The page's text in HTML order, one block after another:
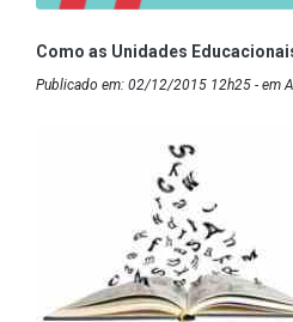
Como as Unidades
Publicado em: 02/12/2015 12h25 - em